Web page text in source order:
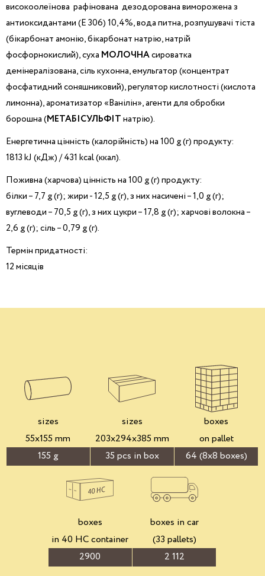
високоолеїнова рафінована дезодорована виморожена з
антиоксидантами (Е 306) 10,4%, вода питна, розпушувачі тіста
(бікарбонат амонію, бікарбонат натрію, натрій
фосфорнокислий), суха МОЛОЧНАсироватка
демінералізована, сіль кухонна, емульгатор (концентрат
фосфатидний соняшниковий), регулятор кислотності (кислота
лимонна), ароматизатор «Ванілін», агенти для обробки
борошна (МЕТАБІСУЛЬФІТнатрію).
Енергетична цінність (калорійність) на 100 g (г) продукту:
1813 kJ (кДж) / 431 kcal (ккал).
Поживна (харчова) цінність на 100 g (г) продукту:
білки – 7,7 g (г); жири - 12,5 g (г), з них насичені – 1,0 g (г);
вуглеводи – 70,5 g (г), з них цукри – 17,8 g (г); харчові волокна –
2,6 g (г); сіль – 0,79 g (г).
Термін придатності:
12 місяців
sizes
55x155 mm
155 g
sizes
203x294x385 mm
35 pcs in box
boxes
on pallet
64 (8x8 boxes)
boxes
in 40 HC container
2900
boxes in car
(33 pallets)
2 112